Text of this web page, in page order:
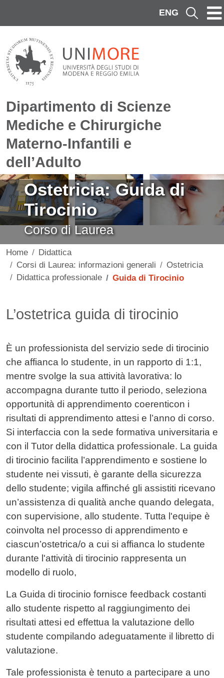
ENG Cerca
Dipartimento di Scienze
Mediche e Chirurgiche
Materno-Infantili e
dell’Adulto
ImmagineOstetricia: Guida di
Tirocinio
Corso di Laurea
Home
Didattica
Corsi di Laurea: informazioni generali
Ostetricia
Didattica professionale
Guida di Tirocinio
Contenuto
L’ostetrica guida di tirocinio
È un professionista del servizio sede di tirocinio
che affianca lo studente, in un rapporto di 1:1,
mentre svolge la sua attività lavorativa: lo
accompagna durante tutto il periodo, seleziona
opportunità di apprendimento coerenticon i
risultati di apprendimento attesi e l’anno di corso.
Si interfaccia con la sede formativa universitaria e
con il Tutor della didattica professionale. La guida
di tirocinio facilita l’apprendimento e sostiene lo
studente nei vissuti, è garante della sicurezza
dello studente; vigila affinché gli assistiti ricevano
un’assistenza di qualità anche quando delegata,
con supervisione, allo studente. Tutta l'equipe è
coinvolta nel processo di apprendimento e
ciascun’ostetrica/o a cui si affianca lo studente
durante l'attività di tirocinio rappresenta un
modello di ruolo,
La Guida di tirocinio fornisce feedback costanti
allo studente rispetto al raggiungimento dei
risultati attesi ed effettua la valutazione dello
studente compilando adeguatamente il libretto di
valutazione.
Tale professionista è tenuto a partecipare a uno